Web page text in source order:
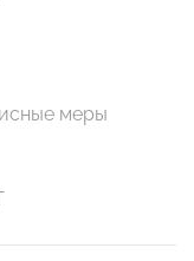
меры